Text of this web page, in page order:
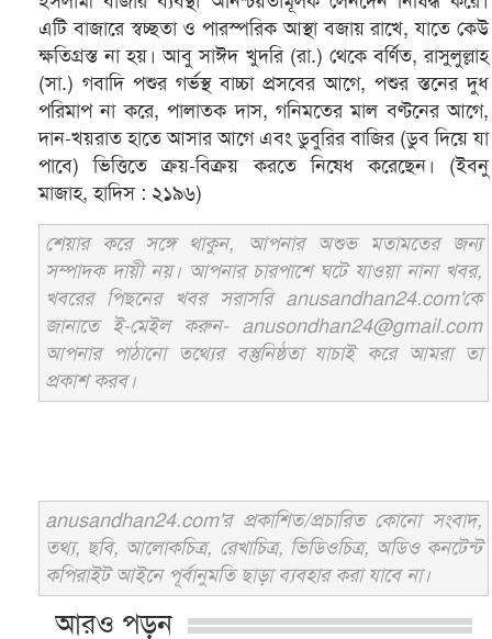
এটি বাজারে স্বচ্ছতা ও পারস্পরিক আস্থা বজায় রাখে, যাতে কেউ
ক্ষতিগ্রস্ত না হয়। আবু সাঈদ খুদরি (রা.) থেকে বর্ণিত, রাসুলুল্লাহ
(সা.) গবাদি পশুর গর্ভস্থ বাচ্চা প্রসবের আগে, পশুর স্তনের দুধ
পরিমাপ না করে, পালাতক দাস, গনিমতের মাল বণ্টনের আগে,
দান-খয়রাত হাতে আসার আগে এবং ডুবুরির বাজির (ডুব দিয়ে যা
পাবে) ভিত্তিতে ক্রয়-বিক্রয় করতে নিষেধ করেছেন। (ইবনু
মাজাহ, হাদিস : ২১৯৬)
শেয়ার করে সঙ্গে থাকুন, আপনার অশুভ মতামতের জন্য
সম্পাদক দায়ী নয়। আপনার চারপাশে ঘটে যাওয়া নানা খবর,
খবরের পিছনের খবর সরাসরি anusandhan24.com'কে
জানাতে ই-মেইল করুন- anusondhan24@gmail.com
আপনার পাঠানো তথ্যের বস্তুনিষ্ঠতা যাচাই করে আমরা তা
প্রকাশ করব।
anusandhan24.com'র প্রকাশিত/প্রচারিত কোনো সংবাদ,
তথ্য, ছবি, আলোকচিত্র, রেখাচিত্র, ভিডিওচিত্র, অডিও কনটেন্ট
কপিরাইট আইনে পূর্বানুমতি ছাড়া ব্যবহার করা যাবে না।
আরও পড়ুন